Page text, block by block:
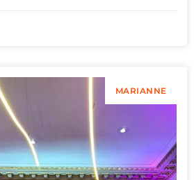
MARIANNE